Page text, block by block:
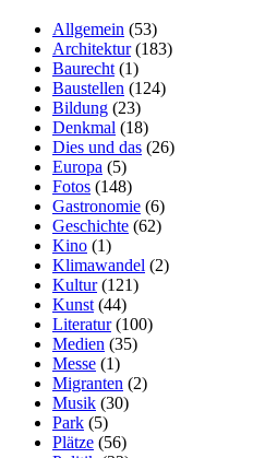
Allgemein (53)
Architektur(183)
Baurecht (1)
Baustellen (124)
Bildung (23)
Denkmal (18)
Dies und das (26)
Europa (5)
Fotos (148)
Gastronomie (6)
Geschichte (62)
Kino (1)
Klimawandel (2)
Kultur(121)
Kunst (44)
Literatur(100)
Medien (35)
Messe (1)
Migranten (2)
Musik (30)
Park (5)
Plätze (56)